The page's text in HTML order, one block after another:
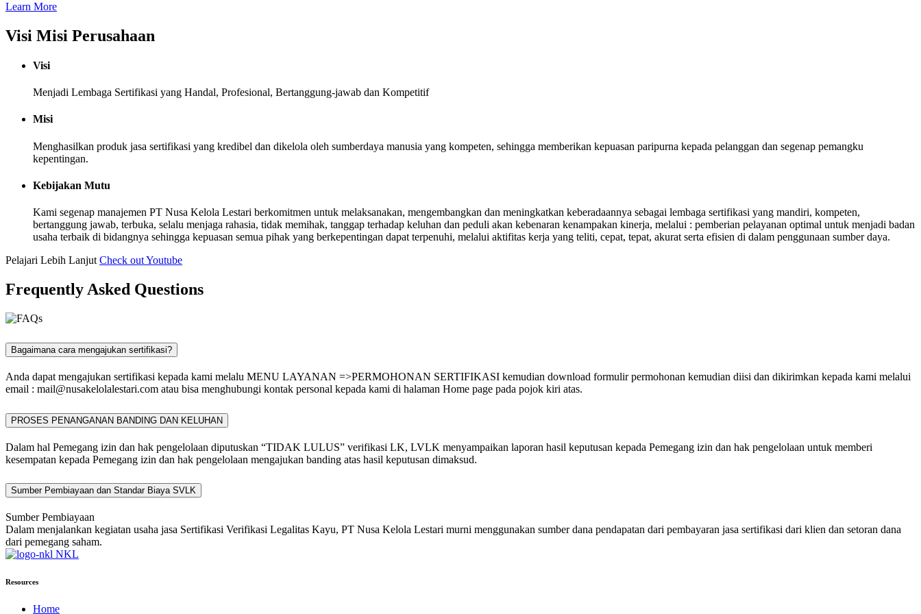
Learn More
Visi Misi Perusahaan
Visi
Menjadi Lembaga Sertifikasi yang Handal, Profesional, Bertanggung-jawab dan Kompetitif
Misi
Menghasilkan produk jasa sertifikasi yang kredibel dan dikelola oleh sumberdaya manusia yang kompeten, sehingga memberikan kepuasan paripurna kepada pelanggan dan segenap pemangku
kepentingan.
Kebijakan Mutu
Kami segenap manajemen PT Nusa Kelola Lestari berkomitmen untuk melaksanakan, mengembangkan dan meningkatkan keberadaannya sebagai lembaga sertifikasi yang mandiri, kompeten,
bertanggung jawab, terbuka, selalu menjaga rahasia, tidak memihak, tanggap terhadap keluhan dan peduli akan kebenaran kenampakan kinerja, melalui : pemberian pelayanan optimal untuk menjadi badan
usaha terbaik di bidangnya sehingga kepuasan semua pihak yang berkepentingan dapat terpenuhi, melalui aktifitas kerja yang teliti, cepat, tepat, akurat serta efisien di dalam penggunaan sumber daya.
Pelajari Lebih Lanjut Check out Youtube
Frequently Asked Questions
Bagaimana cara mengajukan sertifikasi?
Anda dapat mengajukan sertifikasi kepada kami melalu MENU LAYANAN =>PERMOHONAN SERTIFIKASI kemudian download formulir permohonan kemudian diisi dan dikirimkan kepada kami melalui
email : mail@nusakelolalestari.com atau bisa menghubungi kontak personal kepada kami di halaman Home page pada pojok kiri atas.
PROSES PENANGANAN BANDING DAN KELUHAN
Dalam hal Pemegang izin dan hak pengelolaan diputuskan “TIDAK LULUS” verifikasi LK, LVLK menyampaikan laporan hasil keputusan kepada Pemegang izin dan hak pengelolaan untuk memberi
kesempatan kepada Pemegang izin dan hak pengelolaan mengajukan banding atas hasil keputusan dimaksud.
Sumber Pembiayaan dan Standar Biaya SVLK
Sumber Pembiayaan
Dalam menjalankan kegiatan usaha jasa Sertifikasi Verifikasi Legalitas Kayu, PT Nusa Kelola Lestari murni menggunakan sumber dana pendapatan dari pembayaran jasa sertifikasi dari klien dan setoran dana
dari pemegang saham.
NKL
Resources
Home